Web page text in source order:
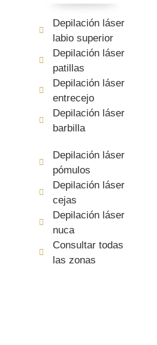
Depilación láser
labio superior
Depilación láser
patillas
Depilación láser
entrecejo
Depilación láser
barbilla
Depilación láser
pómulos
Depilación láser
cejas
Depilación láser
nuca
Consultar todas
las zonas